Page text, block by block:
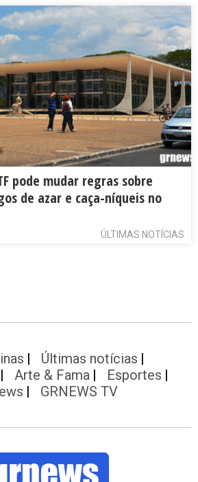
pode mudar regras sobre
de azar e caça-níqueis no
ÚLTIMAS NOTÍCIAS
Últimas notícias
Arte & Fama
Esportes
GRNEWS TV